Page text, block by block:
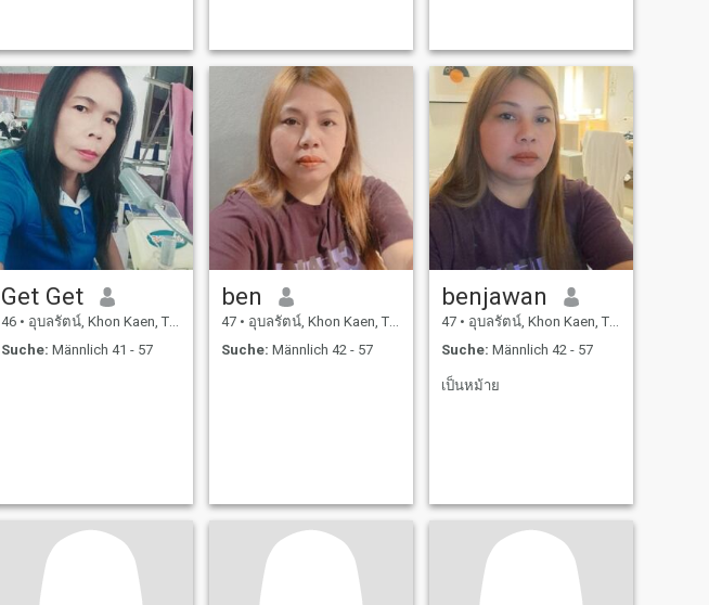
Get Get
46 • อุบลรัตน์, Khon Kaen, Thailand
Suche: Männlich 41 - 57
ben
47 • อุบลรัตน์, Khon Kaen, Thailand
Suche: Männlich 42 - 57
benjawan
47 • อุบลรัตน์, Khon Kaen, Thailand
Suche: Männlich 42 - 57
เป็นหม้าย